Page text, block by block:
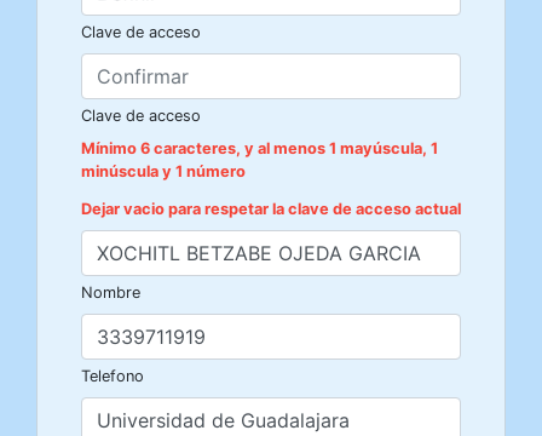
Clave de acceso
Clave de acceso
Mínimo 6 caracteres, y al menos 1 mayúscula, 1
minúscula y 1 número
Dejar vacio para respetar la clave de acceso actual
Nombre
Telefono